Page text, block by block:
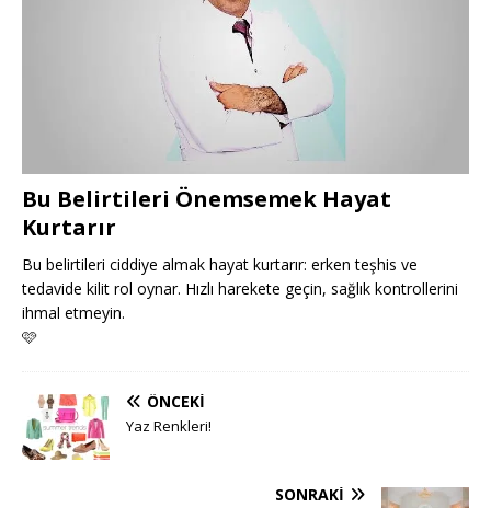
Bu Belirtileri Önemsemek Hayat
Kurtarır
Bu belirtileri ciddiye almak hayat kurtarır: erken teşhis ve
tedavide kilit rol oynar. Hızlı harekete geçin, sağlık kontrollerini
ihmal etmeyin.
🩷
ÖNCEKI
Yaz Renkleri!
SONRAKI